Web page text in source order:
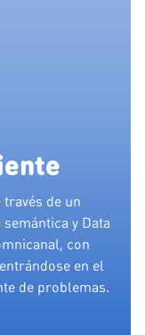
de un
y Data
con
en el
de problemas.